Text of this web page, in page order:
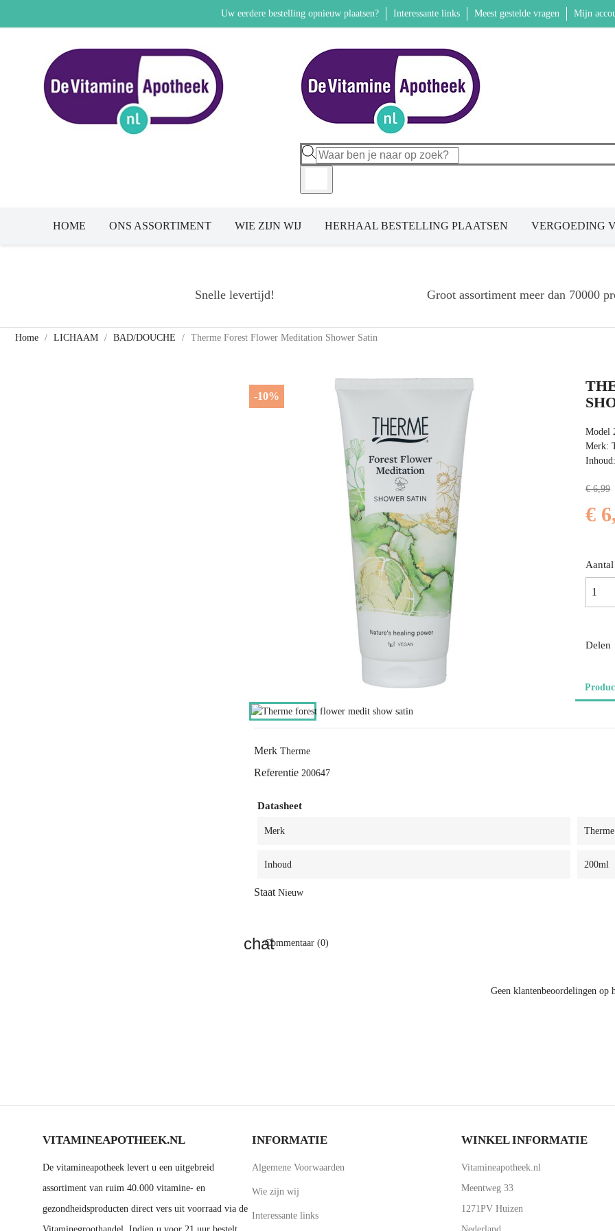
Uw eerdere bestelling opnieuw plaatsen? Interessante links Meest gestelde vragen Mijn
HOME ONS ASSORTIMENT WIE ZIJN WIJ HERHAAL BESTELLING PLAATSEN VERGOEDING
Snelle levertijd! Groot assortiment meer dan 70000
Home LICHAAM BAD/DOUCHE Therme Forest Flower Meditation Shower Satin
-10%
Model
Merk:
€ 6,99
€
Aantal
Delen
Merk Therme
Referentie 200647
Datasheet
Merk Therme
Inhoud 200ml
Staat Nieuw
Commentaar (0)
Geen klantenbeoordelingen op
VITAMINEAPOTHEEK.NL
De vitamineapotheek levert u een uitgebreid
assortiment van ruim 40.000 vitamine- en
gezondheidsproducten direct vers uit voorraad via de
INFORMATIE
Algemene Voorwaarden
Wie zijn wij
Interessante links
WINKEL INFORMATIE
Vitamineapotheek.nl
Meentweg 33
1271PV Huizen